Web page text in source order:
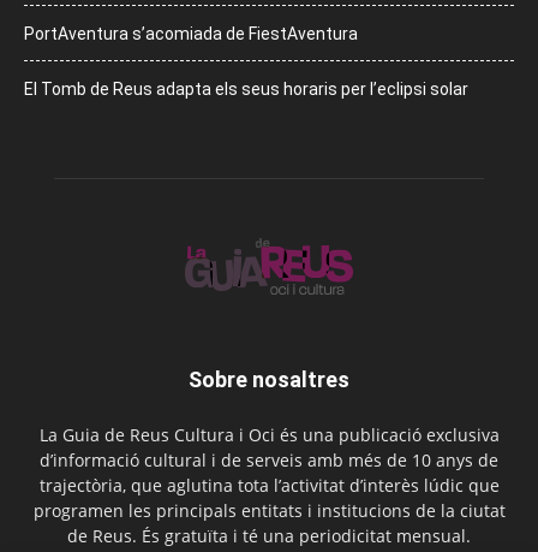
PortAventura s’acomiada de FiestAventura
El Tomb de Reus adapta els seus horaris per l’eclipsi solar
Sobre nosaltres
La Guia de Reus Cultura i Oci és una publicació exclusiva
d’informació cultural i de serveis amb més de 10 anys de
trajectòria, que aglutina tota l’activitat d’interès lúdic que
programen les principals entitats i institucions de la ciutat
de Reus. És gratuïta i té una periodicitat mensual.